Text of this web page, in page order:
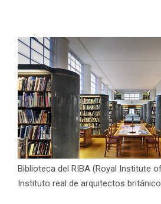
Biblioteca del RIBA (Royal Institute
Instituto real de arquitectos